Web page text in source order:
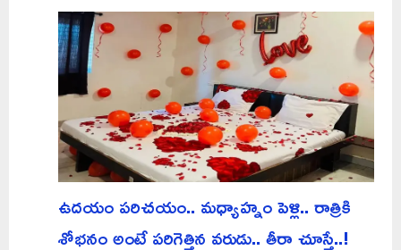
ఉదయం పరిచయం.. మధ్యాహ్నం పెళ్లి.. రాత్రికి
శోభనం అంటే పరిగెత్తిన వరుడు.. తీరా చూస్తే..!